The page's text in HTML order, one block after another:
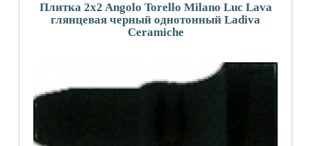
Плитка 2x2 Angolo Torello Milano Luc Lava
глянцевая черный однотонный Ladiva
Сeramiche